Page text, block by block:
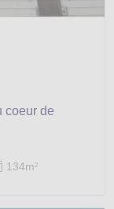
coeur de
134m2